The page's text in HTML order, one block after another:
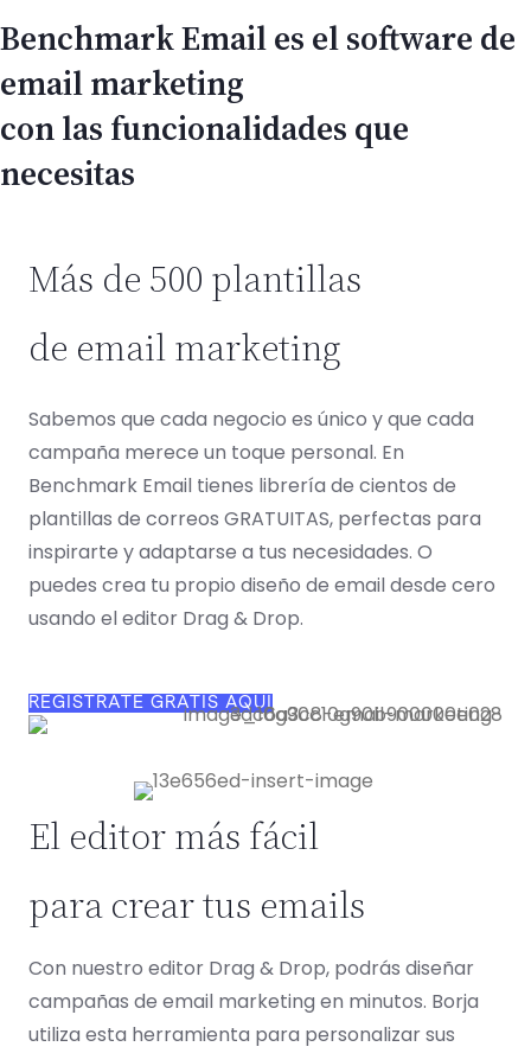
Benchmark Email es el software de
email marketing
con las funcionalidades que
necesitas
Más de 500 plantillas
de email marketing
Sabemos que cada negocio es único y que cada
campaña merece un toque personal. En
Benchmark Email tienes librería de cientos de
plantillas de correos GRATUITAS, perfectas para
inspirarte y adaptarse a tus necesidades. O
puedes crea tu propio diseño de email desde cero
usando el editor Drag & Drop.
REGÍSTRATE GRATIS AQUÍ
El editor más fácil
para crear tus emails
Con nuestro editor Drag & Drop, podrás diseñar
campañas de email marketing en minutos. Borja
utiliza esta herramienta para personalizar sus